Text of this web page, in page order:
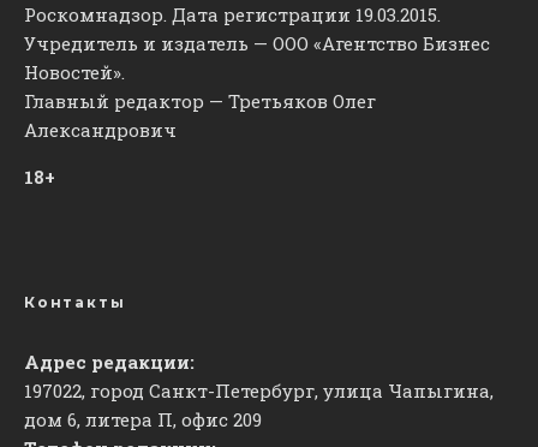
Роскомнадзор. Дата регистрации 19.03.2015.
Учредитель и издатель — ООО «Агентство Бизнес
Новостей».
Главный редактор — Третьяков Олег
Александрович
18+
Контакты
Адрес редакции:
197022, город Санкт-Петербург, улица Чапыгина,
дом 6, литера П, офис 209